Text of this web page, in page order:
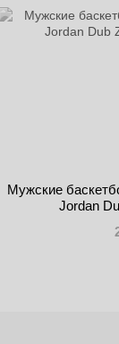
Мужские
Jordan